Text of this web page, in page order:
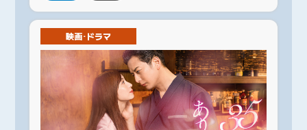
映画･ドラマ